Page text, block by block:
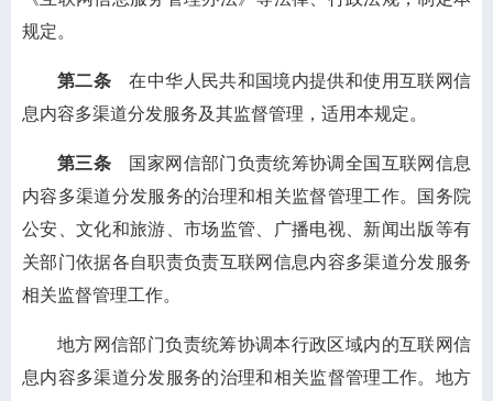
规定。
第二条 在中华人民共和国境内提供和使用互联网信
息内容多渠道分发服务及其监督管理，适用本规定。
第三条 国家网信部门负责统筹协调全国互联网信息
内容多渠道分发服务的治理和相关监督管理工作。国务院
公安、文化和旅游、市场监管、广播电视、新闻出版等有
关部门依据各自职责负责互联网信息内容多渠道分发服务
相关监督管理工作。
地方网信部门负责统筹协调本行政区域内的互联网信
息内容多渠道分发服务的治理和相关监督管理工作。地方